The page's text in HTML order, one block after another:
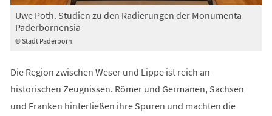
© Stadt Paderborn
Uwe Poth. Studien zu den Radierungen der Monumenta
Paderbornensia
Die Region zwischen Weser und Lippe ist reich an
historischen Zeugnissen. Römer und Germanen, Sachsen
und Franken hinterließen ihre Spuren und machten die